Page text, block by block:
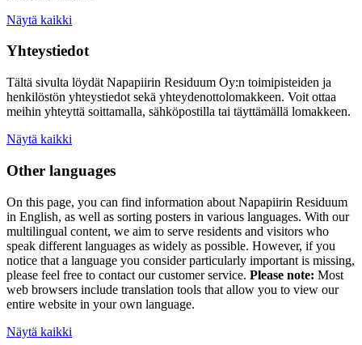
Näytä kaikki
Yhteystiedot
Tältä sivulta löydät Napapiirin Residuum Oy:n toimipisteiden ja
henkilöstön yhteystiedot sekä yhteydenottolomakkeen. Voit ottaa
meihin yhteyttä soittamalla, sähköpostilla tai täyttämällä lomakkeen.
Näytä kaikki
Other languages
On this page, you can find information about Napapiirin Residuum
in English, as well as sorting posters in various languages. With our
multilingual content, we aim to serve residents and visitors who
speak different languages as widely as possible. However, if you
notice that a language you consider particularly important is missing,
please feel free to contact our customer service. Please note: Most
web browsers include translation tools that allow you to view our
entire website in your own language.
Näytä kaikki